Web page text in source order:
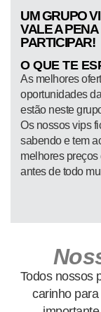
UM GRUPO
VALE A PENA
PARTICIPAR!
O QUE TE
As melhores
oportunidades
estão neste
Os nossos vips
sabendo e tem
melhores
antes de todo
Todos nossos
carinho